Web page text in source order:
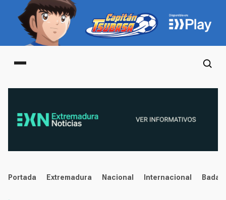
Main menu
noticias
Portada Extremadura Nacional Internacional